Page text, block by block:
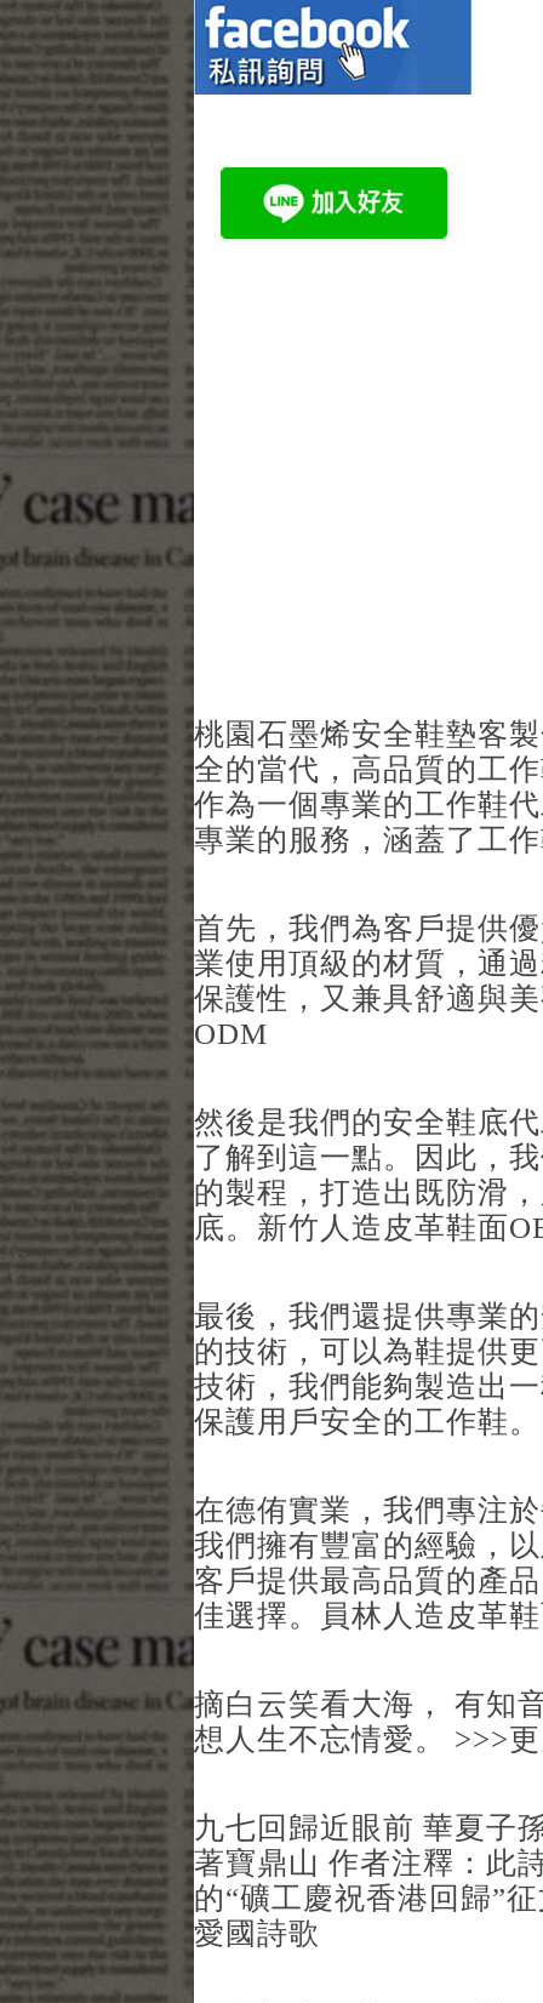
桃園石墨烯安全鞋墊客
全的當代，高品質的工
作為一個專業的工作鞋
專業的服務，涵蓋了工
首先，我們為客戶提供
業使用頂級的材質，通
保護性，又兼具舒適與
ODM
然後是我們的安全鞋底
了解到這一點。因此，
的製程，打造出既防滑
底。新竹人造皮革鞋面
最後，我們還提供專業
的技術，可以為鞋提供
技術，我們能夠製造出
保護用戶安全的工作鞋。
在德侑實業，我們專注
我們擁有豐富的經驗，
客戶提供最高品質的產
佳選擇。員林人造皮革
摘白云笑看大海， 有知
想人生不忘情愛。 >>>
九七回歸近眼前 華夏子
著寶鼎山 作者注釋：此
的“礦工慶祝香港回歸”
愛國詩歌